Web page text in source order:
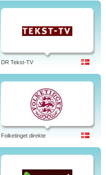
DR Tekst-TV
Folketinget direkte